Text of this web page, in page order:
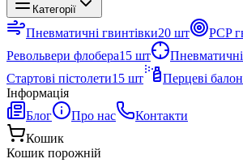
Категорії
Пневматичні гвинтівки20 шт PCP
Револьвери флобера15 шт Пневматичні
Стартові пістолети15 шт Перцеві
Інформація
Блог
Про нас
Контакти
Кошик
Кошик порожній